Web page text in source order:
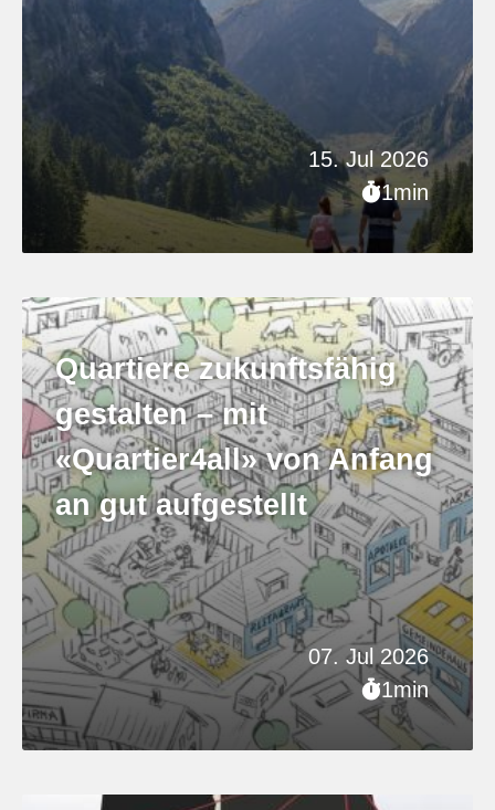
15. Jul 2026
1min
07. Jul 2026
1min
Quartiere zukunftsfähig
gestalten – mit
«Quartier4all» von Anfang
an gut aufgestellt